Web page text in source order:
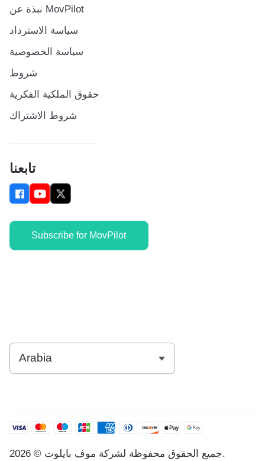
نبذة عن MovPilot
سياسة الاسترداد
سياسة الخصوصية
شروط
حقوق الملكية الفكرية
شروط الاشتراك
تابعنا
Subscribe for MovPilot
جميع الحقوق محفوظة لشركة موف بايلوت © 2026.